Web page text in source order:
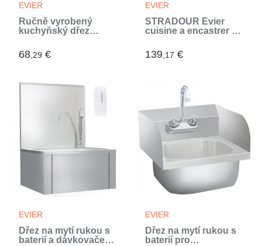
EVIER
Ručně vyrobený
kuchyňský dřez
(Argent)
68,29 €
EVIER
STRADOUR Evier
cuisine a encastrer 1
Arena - Résine - 86 x
50 cm - Blanc (Blanc)
139,17 €
EVIER
Dřez na mytí rukou s
baterií a dávkovačem
EVIER
Dřez na mytí rukou s
baterií pro